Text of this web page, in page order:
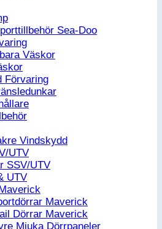
Sea-Doo
Väskor
Förvaring
Vindskydd
UTV
SSV/UTV
UTV
Maverick
Dörrar Maverick
Mjuka Dörrpaneler